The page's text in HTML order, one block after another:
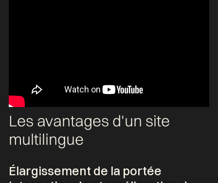
Les avantages d'un site
multilingue
Élargissement de la portée